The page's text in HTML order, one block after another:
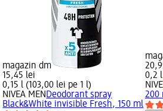
magazin dm
15,45 lei
0,15 l (103,00 lei pe 1 l)
NIVEA MEN Deodorant spray
Black&White invisible Fresh, 150 ml
0,2
200